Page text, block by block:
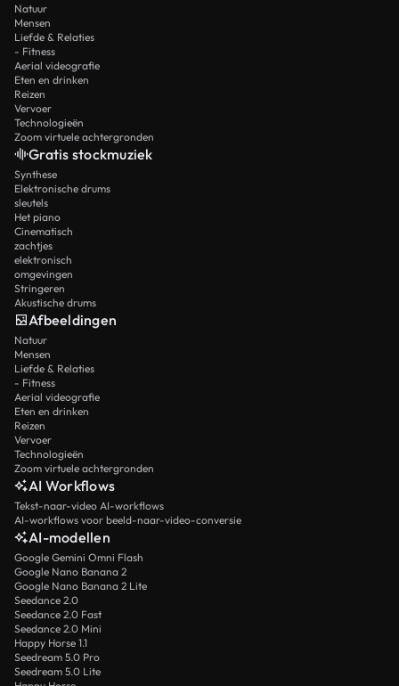
Natuur
Mensen
Liefde & Relaties
- Fitness
Aerial videografie
Eten en drinken
Reizen
Vervoer
Technologieën
Zoom virtuele achtergronden
Gratis stockmuziek
Synthese
Elektronische drums
sleutels
Het piano
Cinematisch
zachtjes
elektronisch
omgevingen
Stringeren
Akustische drums
Afbeeldingen
Natuur
Mensen
Liefde & Relaties
- Fitness
Aerial videografie
Eten en drinken
Reizen
Vervoer
Technologieën
Zoom virtuele achtergronden
AI Workflows
Tekst-naar-video AI-workflows
AI-workflows voor beeld-naar-video-conversie
AI-modellen
Google Gemini Omni Flash
Google Nano Banana 2
Google Nano Banana 2 Lite
Seedance 2.0
Seedance 2.0 Fast
Seedance 2.0 Mini
Happy Horse 1.1
Seedream 5.0 Pro
Seedream 5.0 Lite